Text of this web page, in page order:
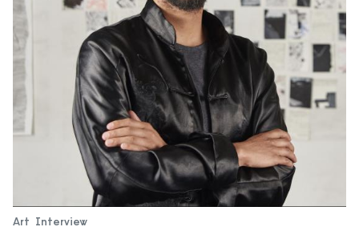
Art Interview